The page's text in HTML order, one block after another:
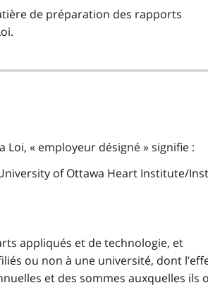
de préparation des rapports
Loi, « employeur désigné » signifie :
of Ottawa Heart Institute/
appliqués et de technologie, et
ou non à une université, dont
et des sommes auxquelles ils